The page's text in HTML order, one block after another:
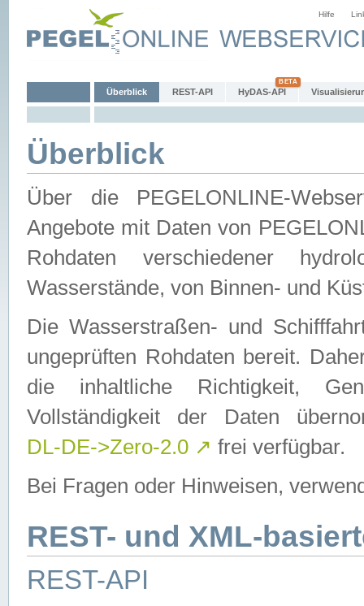
Hilfe
Überblick REST-API HyDAS-API
Überblick
Über die PEGELONLINE-
Angebote mit Daten von
Rohdaten verschiedener
Wasserstände, von Binnen- und
Die Wasserstraßen- und
ungeprüften Rohdaten bereit.
die inhaltliche Richtigkeit,
Vollständigkeit der Daten
DL-DE->Zero-2.0 ↗ frei verfügbar.
Bei Fragen oder Hinweisen,
REST- und XML-
REST-API